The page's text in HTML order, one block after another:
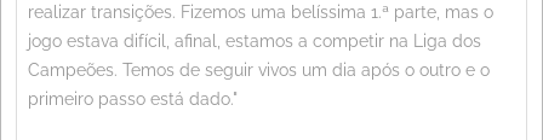
realizar transições. Fizemos uma belíssima 1.ª parte, mas o
jogo estava difícil, afinal, estamos a competir na Liga dos
Campeões. Temos de seguir vivos um dia após o outro e o
primeiro passo está dado."